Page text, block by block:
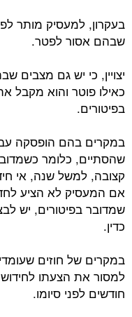
בעקרון, למעסיק מותר
שבהם אסור לפטר.
יצויין, כי יש גם
כאילו פוטר והוא מקבל
בפיטורים.
במקרים בהם הופסקה
שהסתיים, כלומר
קצובה, למשל שנה, אי
אם המעסיק לא הציע
שמדובר בפיטורים, יש
כדין.
במקרים של חוזים
למסור את הצעתו
חודשים לפני סיומו.